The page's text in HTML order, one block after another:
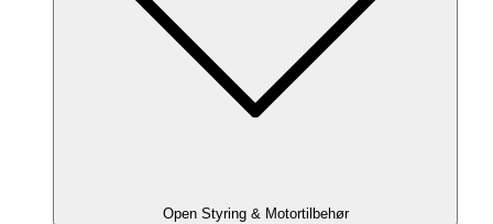
Open Styring & Motortilbehør